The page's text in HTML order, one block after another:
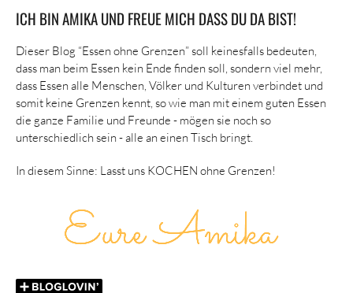
ICH BIN AMIKA UND FREUE MICH DASS DU DA BIST!
Dieser Blog “Essen ohne Grenzen” soll keinesfalls bedeuten,
dass man beim Essen kein Ende finden soll, sondern viel mehr,
dass Essen alle Menschen, Völker und Kulturen verbindet und
somit keine Grenzen kennt, so wie man mit einem guten Essen
die ganze Familie und Freunde - mögen sie noch so
unterschiedlich sein - alle an einen Tisch bringt.
In diesem Sinne: Lasst uns KOCHEN ohne Grenzen!